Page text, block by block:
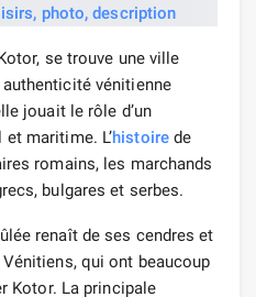
se trouve une ville
vénitienne
jouait le rôle d’un
maritime. L’histoirede
romains, les marchands
bulgares et serbes.
renaît de ses cendres et
qui ont beaucoup
Kotor. La principale